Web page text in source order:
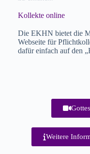
Kollekte online
Die EKHN bietet die
Webseite für
dafür einfach auf den
Weitere